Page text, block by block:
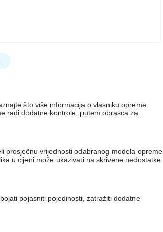
što više informacija o vlasniku opreme.
radi dodatne kontrole, putem obrasca za
prosječnu vrijednosti odabranog modela opreme.
u cijeni može ukazivati ​​na skrivene nedostatke
pojasniti pojedinosti, zatražiti dodatne